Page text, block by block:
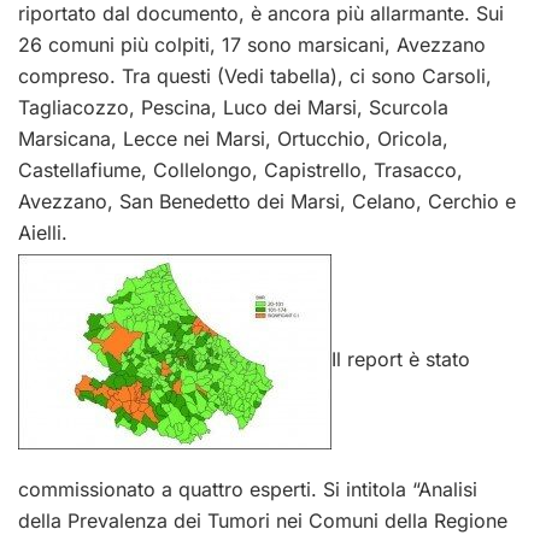
riportato dal documento, è ancora più allarmante. Sui
26 comuni più colpiti, 17 sono marsicani, Avezzano
compreso. Tra questi (Vedi tabella), ci sono Carsoli,
Tagliacozzo, Pescina, Luco dei Marsi, Scurcola
Marsicana, Lecce nei Marsi, Ortucchio, Oricola,
Castellafiume, Collelongo, Capistrello, Trasacco,
Avezzano, San Benedetto dei Marsi, Celano, Cerchio e
Aielli.
Il report è stato
commissionato a quattro esperti. Si intitola “Analisi
della Prevalenza dei Tumori nei Comuni della Regione